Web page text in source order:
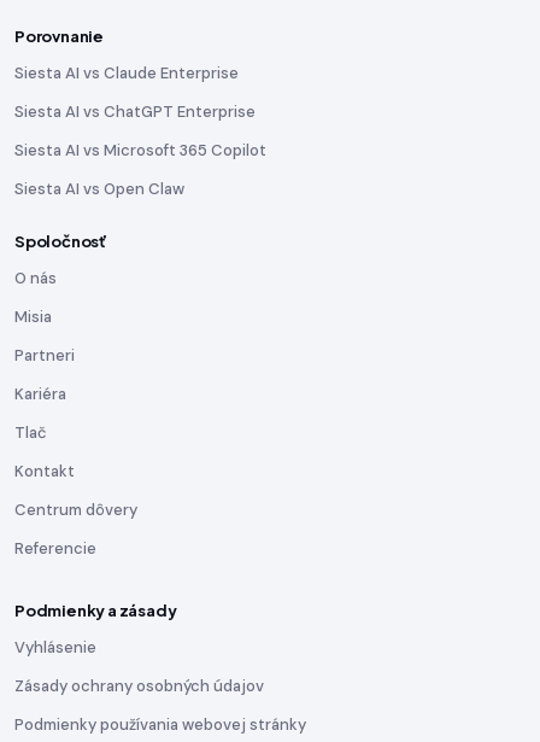
Porovnanie
Siesta AI vs Claude Enterprise
Siesta AI vs ChatGPT Enterprise
Siesta AI vs Microsoft 365 Copilot
Siesta AI vs Open Claw
Spoločnosť
O nás
Misia
Partneri
Kariéra
Tlač
Kontakt
Centrum dôvery
Referencie
Podmienky a zásady
Vyhlásenie
Zásady ochrany osobných údajov
Podmienky používania webovej stránky